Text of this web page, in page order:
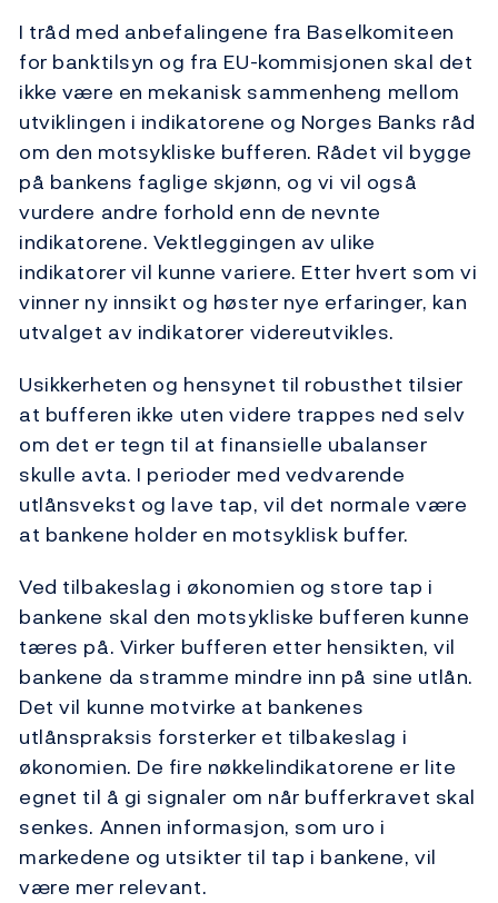
I tråd med anbefalingene fra Baselkomiteen
for banktilsyn og fra EU-kommisjonen skal det
ikke være en mekanisk sammenheng mellom
utviklingen i indikatorene og Norges Banks råd
om den motsykliske bufferen. Rådet vil bygge
på bankens faglige skjønn, og vi vil også
vurdere andre forhold enn de nevnte
indikatorene. Vektleggingen av ulike
indikatorer vil kunne variere. Etter hvert som vi
vinner ny innsikt og høster nye erfaringer, kan
utvalget av indikatorer videreutvikles.
Usikkerheten og hensynet til robusthet tilsier
at bufferen ikke uten videre trappes ned selv
om det er tegn til at finansielle ubalanser
skulle avta. I perioder med vedvarende
utlånsvekst og lave tap, vil det normale være
at bankene holder en motsyklisk buffer.
Ved tilbakeslag i økonomien og store tap i
bankene skal den motsykliske bufferen kunne
tæres på. Virker bufferen etter hensikten, vil
bankene da stramme mindre inn på sine utlån.
Det vil kunne motvirke at bankenes
utlånspraksis forsterker et tilbakeslag i
økonomien. De fire nøkkelindikatorene er lite
egnet til å gi signaler om når bufferkravet skal
senkes. Annen informasjon, som uro i
markedene og utsikter til tap i bankene, vil
være mer relevant.